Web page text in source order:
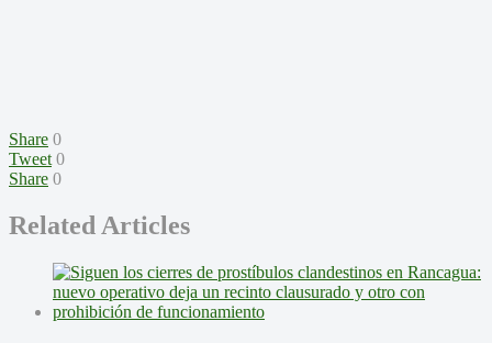
Share 0
Tweet 0
Share 0
Related Articles